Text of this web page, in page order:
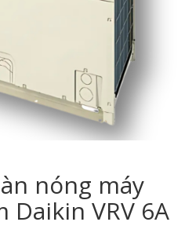
nóng máy
VRV 6A